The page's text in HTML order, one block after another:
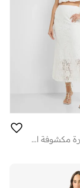
طقم بلوزة وتنورة مكشوفة الأكتاف بتفاصيل دانتيل